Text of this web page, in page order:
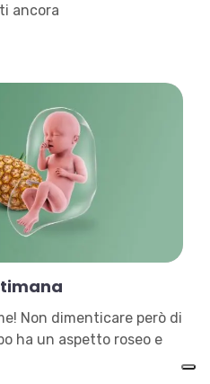
ancora
Non dimenticare però di
ha un aspetto roseo e